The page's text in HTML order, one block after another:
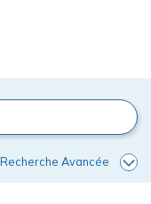
Recherche Avancée